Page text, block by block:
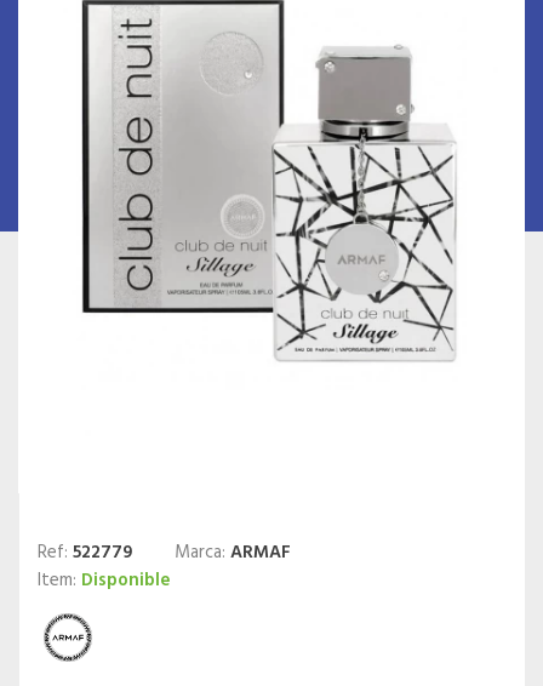
Ref: 522779 Marca: ARMAF
Item: Disponible